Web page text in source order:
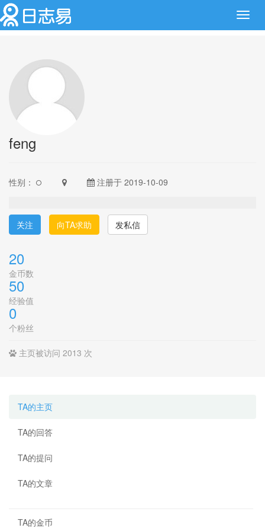
feng
性别： 注册于 2019-10-09
关注 向TA求助 发私信
20
金币数
50
经验值
0
个粉丝
主页被访问 2013 次
TA的主页
TA的回答
TA的提问
TA的文章
TA的金币